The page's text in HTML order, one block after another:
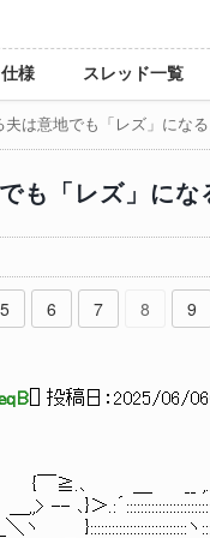
仕様 スレッド一覧
夫は意地でも「レズ」になる
も「レズ」にな
5 6 7 8 9
] 投稿日： 2025/06/
,..ィ
ヽ